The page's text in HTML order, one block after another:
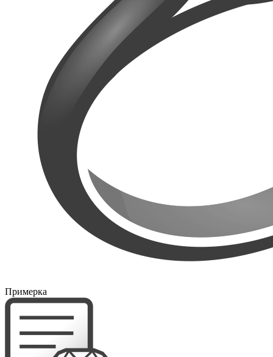
Примерка